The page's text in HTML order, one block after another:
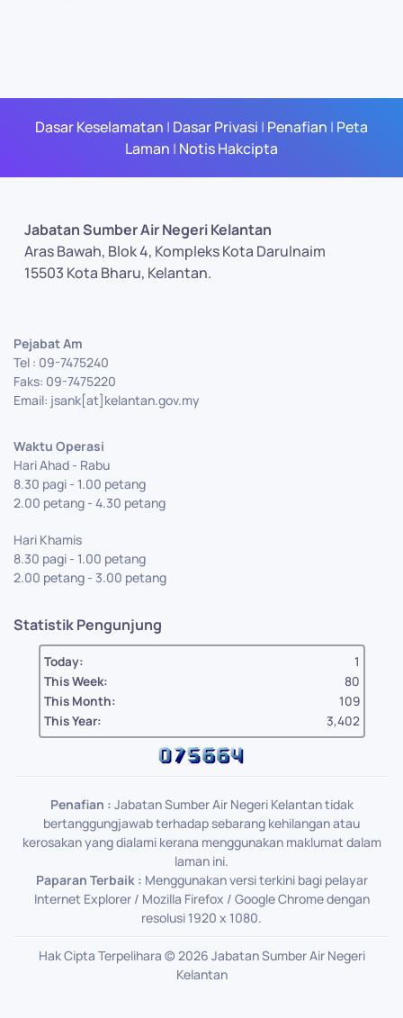
Dasar Keselamatan | Dasar Privasi | Penafian | Peta
Laman | Notis Hakcipta
Jabatan Sumber Air Negeri Kelantan
Aras Bawah, Blok 4, Kompleks Kota Darulnaim
15503 Kota Bharu, Kelantan.
Pejabat Am
Tel : 09-7475240
Faks: 09-7475220
Email: jsank[at]kelantan.gov.my
Waktu Operasi
Hari Ahad - Rabu
8.30 pagi - 1.00 petang
2.00 petang - 4.30 petang
Hari Khamis
8.30 pagi - 1.00 petang
2.00 petang - 3.00 petang
Statistik Pengunjung
Today:
1
This Week:
80
This Month:
109
This Year:
3,402
Penafian : Jabatan Sumber Air Negeri Kelantan tidak
bertanggungjawab terhadap sebarang kehilangan atau
kerosakan yang dialami kerana menggunakan maklumat dalam
laman ini.
Paparan Terbaik : Menggunakan versi terkini bagi pelayar
Internet Explorer / Mozilla Firefox / Google Chrome dengan
resolusi 1920 x 1080.
Hak Cipta Terpelihara ©2026 Jabatan Sumber Air Negeri
Kelantan